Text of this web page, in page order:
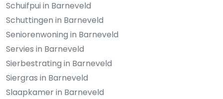
Schuifpui in Barneveld
Schuttingen in Barneveld
Seniorenwoning in Barneveld
Servies in Barneveld
Sierbestrating in Barneveld
Siergras in Barneveld
Slaapkamer in Barneveld